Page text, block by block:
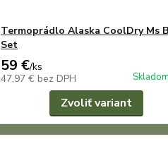
Termoprádlo Alaska CoolDry Ms
Set
59 €/ks
47,97 € bez DPH
Zvoliť variant